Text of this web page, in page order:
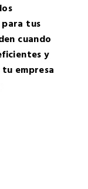
para tus
cuando
y
empresa